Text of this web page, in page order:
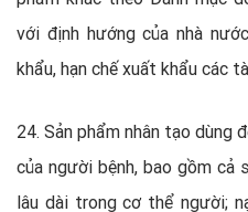
với định hướng của nhà
khẩu, hạn chế xuất khẩu các
24. Sản phẩm nhân tạo dùng
của người bệnh, bao gồm cả
lâu dài trong cơ thể người;